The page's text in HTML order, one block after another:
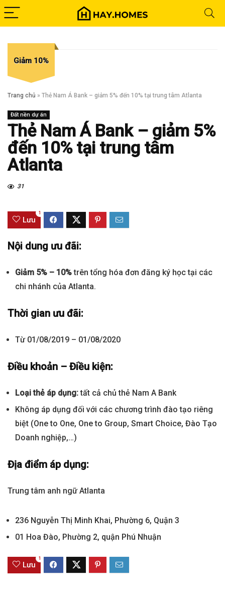
Giảm 10%
Trang chủ » Thẻ Nam Á Bank – giảm 5% đến 10% tại trung tâm Atlanta
Đất nền dự án
Thẻ Nam Á Bank – giảm 5%
đến 10% tại trung tâm
Atlanta
31
Lưu
1
Nội dung ưu đãi:
Giảm 5% – 10%trên tổng hóa đơn đăng ký học tại các
chi nhánh của Atlanta.
Thời gian ưu đãi:
Từ 01/08/2019 – 01/08/2020
Điều khoản – Điều kiện:
Loại thẻ áp dụng:tất cả chủ thẻ Nam A Bank
Không áp dụng đối với các chương trình đào tạo riêng
biệt (One to One, One to Group, Smart Choice, Đào Tạo
Doanh nghiệp,…)
Địa điểm áp dụng:
Trung tâm anh ngữ Atlanta
236 Nguyễn Thị Minh Khai, Phường 6, Quận 3
01 Hoa Đào, Phường 2, quận Phú Nhuận
Lưu
1